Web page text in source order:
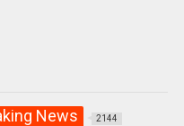
News 2144